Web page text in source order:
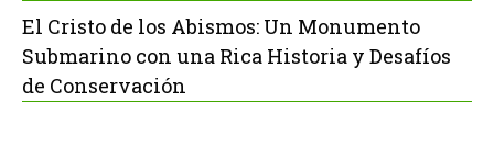
El Cristo de los Abismos: Un Monumento
Submarino con una Rica Historia y Desafíos
de Conservación